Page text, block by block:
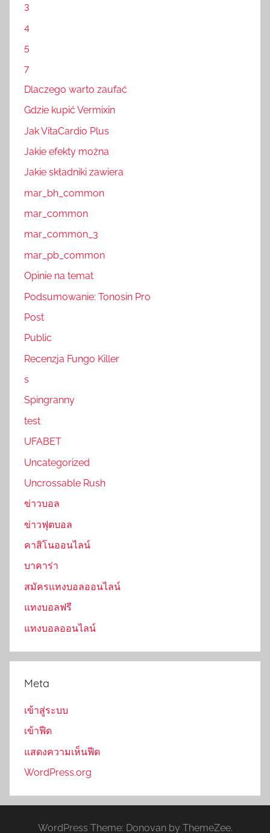
3
4
5
7
Dlaczego warto zaufać
Gdzie kupić Vermixin
Jak VitaCardio Plus
Jakie efekty można
Jakie składniki zawiera
mar_bh_common
mar_common
mar_common_3
mar_pb_common
Opinie na temat
Podsumowanie: Tonosin Pro
Post
Public
Recenzja Fungo Killer
s
Spingranny
test
UFABET
Uncategorized
Uncrossable Rush
ข่าวบอล
ข่าวฟุตบอล
คาสิโนออนไลน์
บาคาร่า
สมัครแทงบอลออนไลน์
แทงบอลฟรี
แทงบอลออนไลน์
Meta
เข้าสู่ระบบ
เข้าฟีด
แสดงความเห็นฟีด
WordPress.org
WordPress Theme: Donovan by ThemeZee.